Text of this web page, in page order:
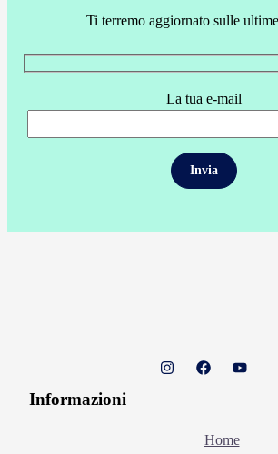
Ti terremo aggiornato sulle
La tua e-mail
Informazioni
Home